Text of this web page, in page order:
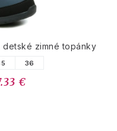
detské zimné topánky
36
€